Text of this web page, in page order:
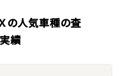
の人気車種の査
績